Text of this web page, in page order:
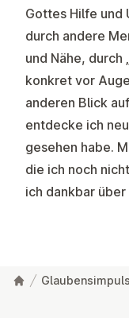
Gottes Hilfe und
durch andere
und Nähe, durch
konkret vor
anderen Blick
entdecke ich
gesehen habe.
die ich noch
ich dankbar